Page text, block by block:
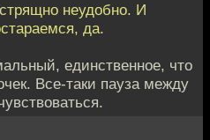
неудобно. И
да.
единственное, что
Все-таки пауза между